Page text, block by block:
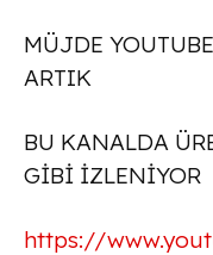
MÜJDE
ARTIK
BU KANALDA
GİBİ İZLENİYOR
https://